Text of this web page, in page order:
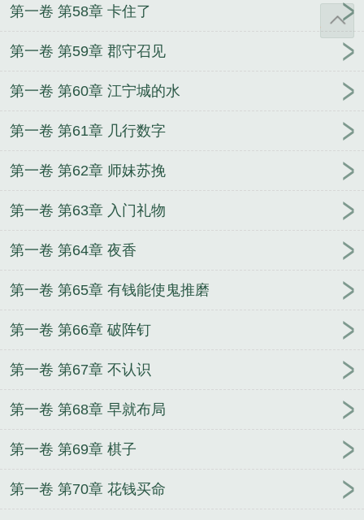
第一卷 第58章 卡住了
第一卷 第59章 郡守召见
第一卷 第60章 江宁城的水
第一卷 第61章 几行数字
第一卷 第62章 师妹苏挽
第一卷 第63章 入门礼物
第一卷 第64章 夜香
第一卷 第65章 有钱能使鬼推磨
第一卷 第66章 破阵钉
第一卷 第67章 不认识
第一卷 第68章 早就布局
第一卷 第69章 棋子
第一卷 第70章 花钱买命